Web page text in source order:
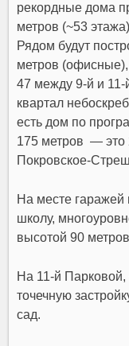
рекордные дома
метров (~53 этажа)
Рядом будут
метров
47 между 9-й и
квартал
есть дом по
175 метров — это
Покровское-
На месте гаражей
школу,
высотой 90
На 11-й Парковой,
точечную
сад.